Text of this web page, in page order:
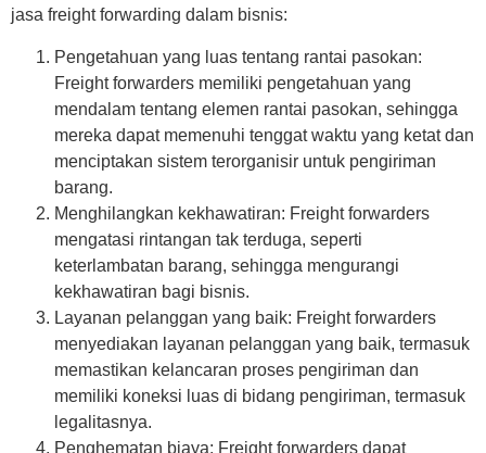
jasa freight forwarding dalam bisnis:
Pengetahuan yang luas tentang rantai pasokan:
Freight forwarders memiliki pengetahuan yang
mendalam tentang elemen rantai pasokan, sehingga
mereka dapat memenuhi tenggat waktu yang ketat dan
menciptakan sistem terorganisir untuk pengiriman
barang.
Menghilangkan kekhawatiran: Freight forwarders
mengatasi rintangan tak terduga, seperti
keterlambatan barang, sehingga mengurangi
kekhawatiran bagi bisnis.
Layanan pelanggan yang baik: Freight forwarders
menyediakan layanan pelanggan yang baik, termasuk
memastikan kelancaran proses pengiriman dan
memiliki koneksi luas di bidang pengiriman, termasuk
legalitasnya.
Penghematan biaya: Freight forwarders dapat